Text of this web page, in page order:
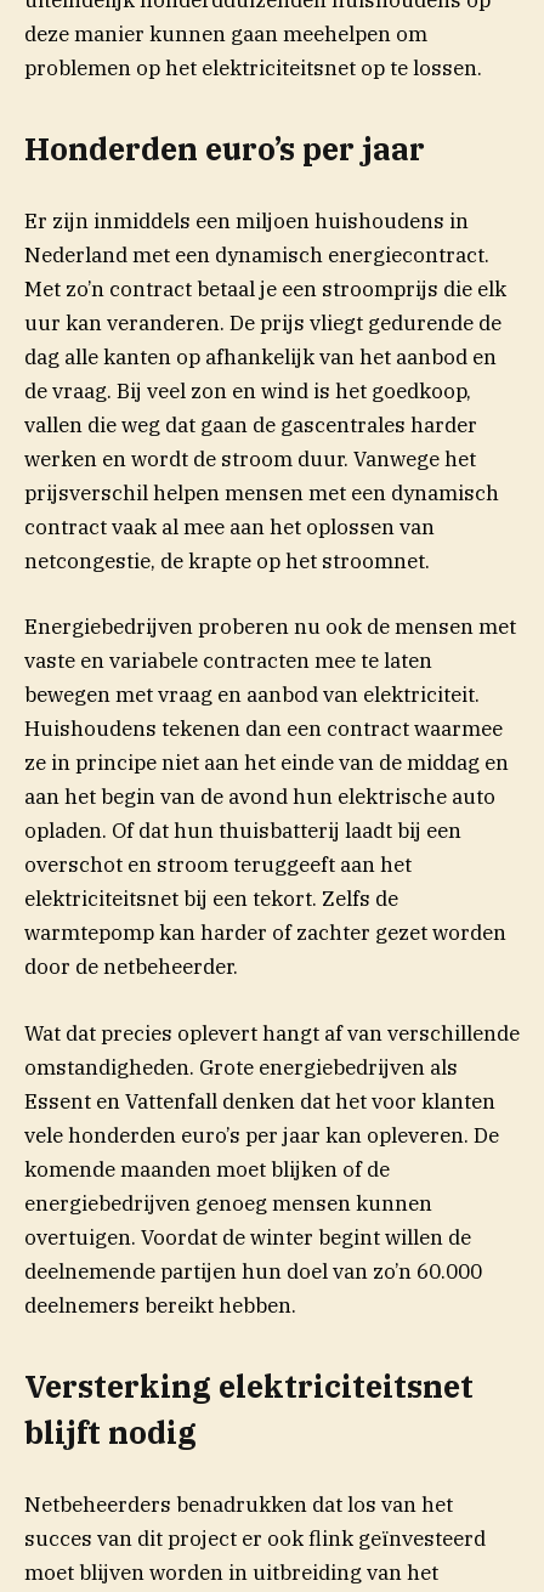
deze manier kunnen gaan meehelpen om
problemen op het elektriciteitsnet op te lossen.
Honderden euro’s per jaar
Er zijn inmiddels een miljoen huishoudens in
Nederland met een dynamisch energiecontract.
Met zo’n contract betaal je een stroomprijs die elk
uur kan veranderen. De prijs vliegt gedurende de
dag alle kanten op afhankelijk van het aanbod en
de vraag. Bij veel zon en wind is het goedkoop,
vallen die weg dat gaan de gascentrales harder
werken en wordt de stroom duur. Vanwege het
prijsverschil helpen mensen met een dynamisch
contract vaak al mee aan het oplossen van
netcongestie, de krapte op het stroomnet.
Energiebedrijven proberen nu ook de mensen met
vaste en variabele contracten mee te laten
bewegen met vraag en aanbod van elektriciteit.
Huishoudens tekenen dan een contract waarmee
ze in principe niet aan het einde van de middag en
aan het begin van de avond hun elektrische auto
opladen. Of dat hun thuisbatterij laadt bij een
overschot en stroom teruggeeft aan het
elektriciteitsnet bij een tekort. Zelfs de
warmtepomp kan harder of zachter gezet worden
door de netbeheerder.
Wat dat precies oplevert hangt af van verschillende
omstandigheden. Grote energiebedrijven als
Essent en Vattenfall denken dat het voor klanten
vele honderden euro’s per jaar kan opleveren. De
komende maanden moet blijken of de
energiebedrijven genoeg mensen kunnen
overtuigen. Voordat de winter begint willen de
deelnemende partijen hun doel van zo’n 60.000
deelnemers bereikt hebben.
Versterking elektriciteitsnet
blijft nodig
Netbeheerders benadrukken dat los van het
succes van dit project er ook flink geïnvesteerd
moet blijven worden in uitbreiding van het